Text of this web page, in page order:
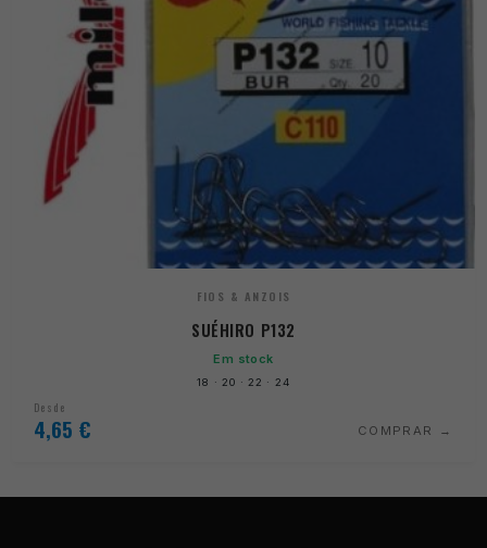
FIOS & ANZOIS
SUÉHIRO P132
Em stock
18 · 20 · 22 · 24
Desde
4,65 € COMPRAR